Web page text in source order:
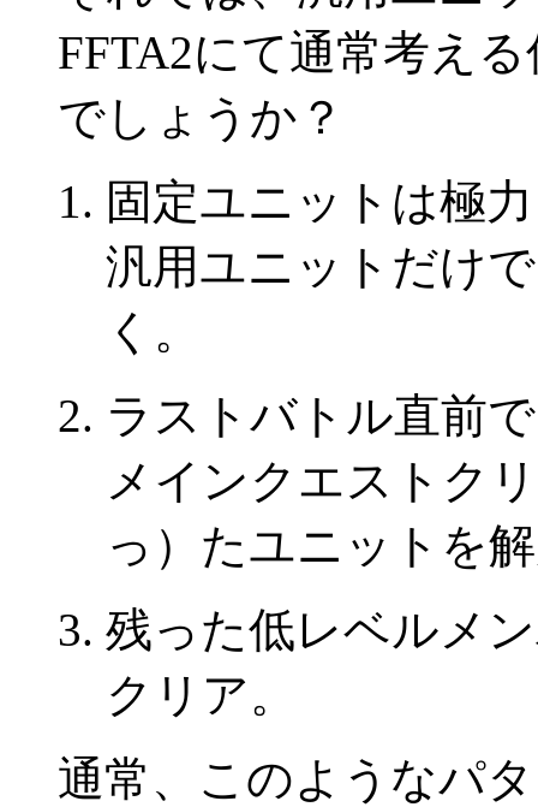
FFTA2にて通常考え
でしょうか？
固定ユニットは極
汎用ユニットだけ
く。
ラストバトル直前で
メインクエストク
っ）たユニットを
残った低レベルメ
クリア。
通常、このようなパ